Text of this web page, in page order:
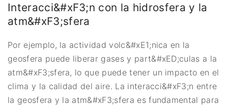
Interacci&#xF3;n con la hidrosfera y la
atm&#xF3;sfera
Por ejemplo, la actividad volc&#xE1;nica en la
geosfera puede liberar gases y part&#xED;culas a la
atm&#xF3;sfera, lo que puede tener un impacto en el
clima y la calidad del aire. La interacci&#xF3;n entre
la geosfera y la atm&#xF3;sfera es fundamental para